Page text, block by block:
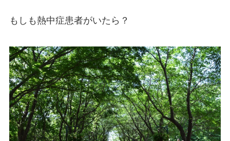
もしも熱中症患者がいたら？